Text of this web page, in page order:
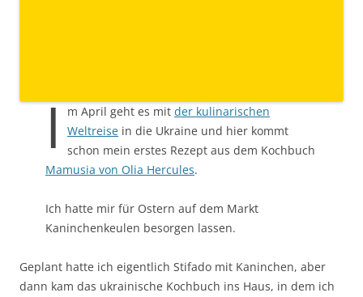
I m April geht es mit der kulinarischen
Weltreise in die Ukraine und hier kommt
schon mein erstes Rezept aus dem Kochbuch
Mamusia von Olia Hercules.
Ich hatte mir für Ostern auf dem Markt
Kaninchenkeulen besorgen lassen.
Geplant hatte ich eigentlich Stifado mit Kaninchen, aber
dann kam das ukrainische Kochbuch ins Haus, in dem ich